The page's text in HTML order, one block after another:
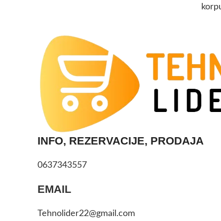
INFO, REZERVACIJE, PRODAJA
0637343557
EMAIL
Tehnolider22@gmail.com